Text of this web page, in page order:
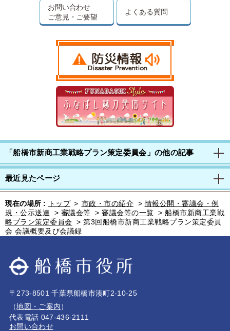
お問い合わせ
ご意見・ご要望
よくある質問
「船橋市新商工業戦略プラン策定委員会」の他の記事
最近見たページ
現在の場所 : トップ > 市政・市の紹介 >情報公開・審議会・例
規・公示送達
> 審議会等 > 審議会等の一覧 > 船橋市新商工業戦
略プラン策定委員会 > 第3回船橋市新商工業戦略プラン策定委員
会 会議概要及び会議録
〒273-8501 千葉県船橋市湊町2-10-25
（地図・ご案内）
代表電話 047-436-2111
お問い合わせ